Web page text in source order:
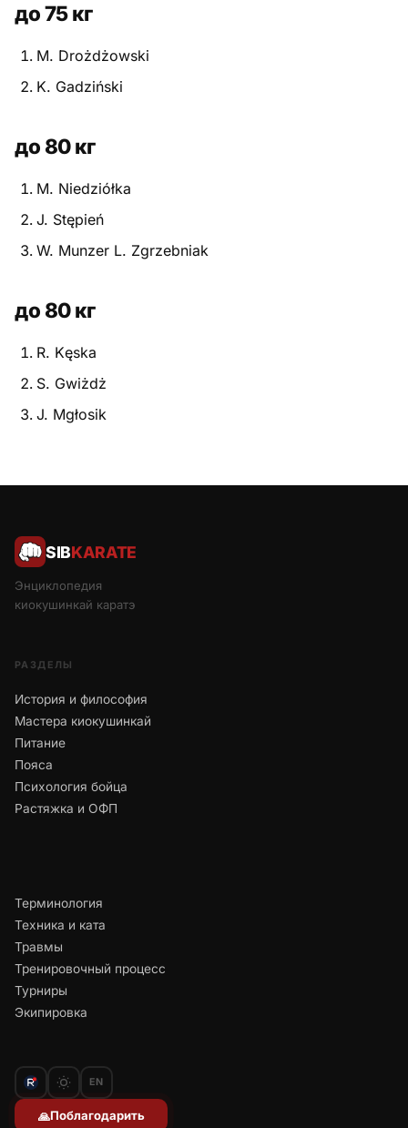
Психология бойца
Растяжка и ОФП
Терминология
Техника и ката
Травмы
Тренировочный процесс
Турниры
Экипировка
до 75 кг
M. Drożdżowski
K. Gadziński
до 80 кг
M. Niedziółka
J. Stępień
W. Munzer L. Zgrzebniak
до 80 кг
R. Kęska
S. Gwiżdż
J. Mgłosik
SIBKARATE
Энциклопедия
киокушинкай каратэ
РАЗДЕЛЫ
История и философия
Мастера киокушинкай
Питание
Пояса
Психология бойца
Растяжка и ОФП
Терминология
Техника и ката
Травмы
Тренировочный процесс
Турниры
Экипировка
EN
🙏Поблагодарить